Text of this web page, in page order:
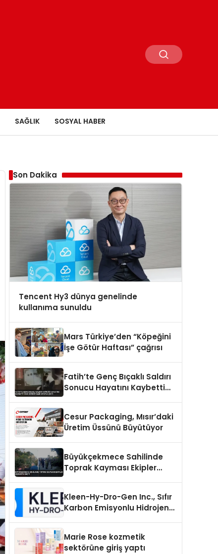
SAĞLIK SOSYAL HABER
Son Dakika
Tencent Hy3 dünya genelinde
kullanıma sunuldu
Mars Türkiye’den “Köpeğini
İşe Götür Haftası” çağrısı
Fatih’te Genç Bıçaklı Saldırı
Sonucu Hayatını Kaybetti
Cesur Packaging, Mısır’daki
Üretim Üssünü Büyütüyor
Büyükçekmece Sahilinde
Toprak Kayması Ekipler
Kleen-Hy-Dro-Gen Inc., Sıfır
Karbon Emisyonlu Hidrojen
Aldı
Marie Rose kozmetik
sektörüne giriş yaptı